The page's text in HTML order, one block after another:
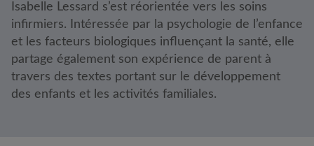
Isabelle Lessard s’est réorientée vers les soins
infirmiers. Intéressée par la psychologie de l’enfance
et les facteurs biologiques influençant la santé, elle
partage également son expérience de parent à
travers des textes portant sur le développement
des enfants et les activités familiales.